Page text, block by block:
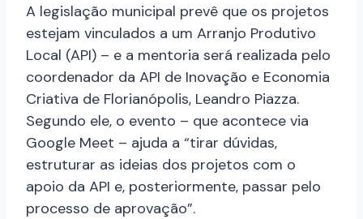
A legislação municipal prevê que os projetos
estejam vinculados a um Arranjo Produtivo
Local (API) – e a mentoria será realizada pelo
coordenador da API de Inovação e Economia
Criativa de Florianópolis, Leandro Piazza.
Segundo ele, o evento – que acontece via
Google Meet – ajuda a “tirar dúvidas,
estruturar as ideias dos projetos com o
apoio da API e, posteriormente, passar pelo
processo de aprovação”.